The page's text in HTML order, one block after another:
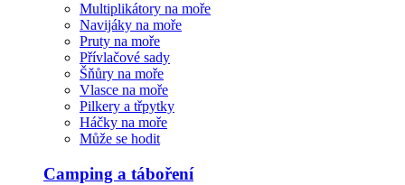
Multiplikátory na moře
Navijáky na moře
Pruty na moře
Přívlačové sady
Šňůry na moře
Vlasce na moře
Pilkery a třpytky
Háčky na moře
Může se hodit
Camping a táboření